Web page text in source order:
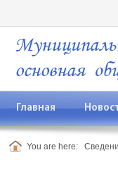
Главная
You are here: